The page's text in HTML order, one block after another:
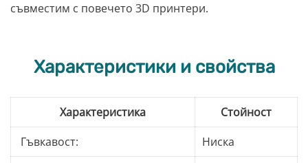
съвместим с повечето 3D принтери.
Характеристики и свойства
Характеристика
Стойност
Гъвкавост:
Ниска